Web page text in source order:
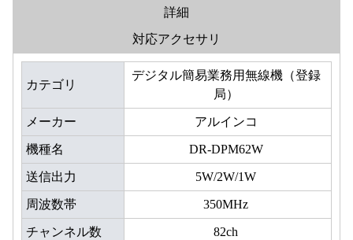
詳細
対応アクセサリ
カテゴリ
デジタル簡易業務用無線機（登録
局）
メーカー アルインコ
機種名 DR-DPM62W
送信出力 5W/2W/1W
周波数帯 350MHz
チャンネル数 82ch